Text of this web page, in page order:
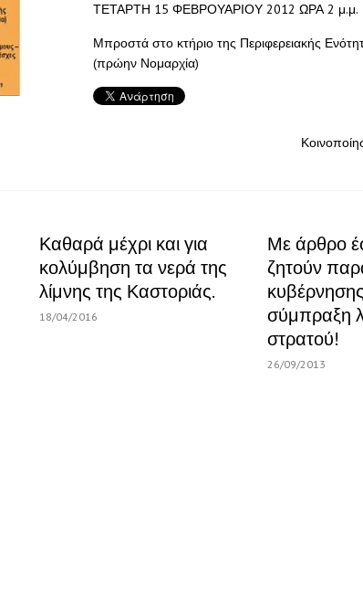
ΤΕΤΑΡΤΗ 15 ΦΕΒΡΟΥΑΡΙΟΥ 2012 ΩΡΑ 2 μ.μ.
Μπροστά στο κτήριο της Περιφερειακής
(πρώην Νομαρχία)
Καθαρά μέχρι και για
κολύμβηση τα νερά της
λίμνης της Καστοριάς.
18/04/2016
Με άρθρο
ζητούν
σύμπραξη
στρατού!
26/09/2013